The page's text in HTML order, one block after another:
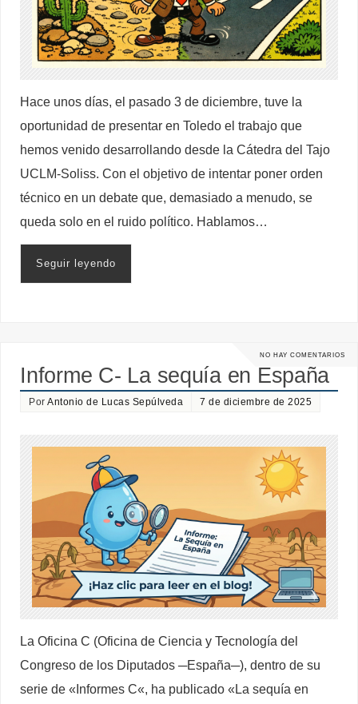
Hace unos días, el pasado 3 de diciembre, tuve la
oportunidad de presentar en Toledo el trabajo que
hemos venido desarrollando desde la Cátedra del Tajo
UCLM-Soliss. Con el objetivo de intentar poner orden
técnico en un debate que, demasiado a menudo, se
queda solo en el ruido político. Hablamos…
Seguir leyendo
NO HAY COMENTARIOS
Informe C- La sequía en España
PorAntonio de Lucas Sepúlveda 7 de diciembre de 2025
La Oficina C (Oficina de Ciencia y Tecnología del
Congreso de los Diputados ─España─), dentro de su
serie de «Informes C«, ha publicado «La sequía en